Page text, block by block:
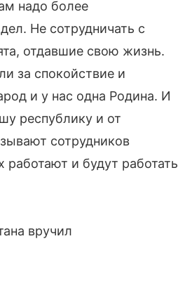
надо более
Не сотрудничать с
отдавшие свою жизнь.
за спокойствие и
и у нас одна Родина. И
республику и от
сотрудников
и будут работать
вручил